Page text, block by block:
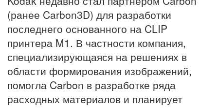
(ранее Carbon3D) для разработки
последнего основанного на CLIP
принтера M1. В частности компания,
специализирующаяся на решениях в
области формирования изображений,
помогла Carbon в разработке ряда
расходных материалов и планирует